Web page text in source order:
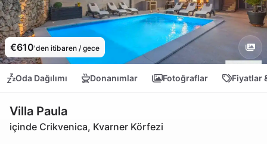
€610'den itibaren / gece
Oda Dağılımı Donanımlar Fotoğraflar Fiyatlar
Villa Paula
içinde Crikvenica, Kvarner Körfezi